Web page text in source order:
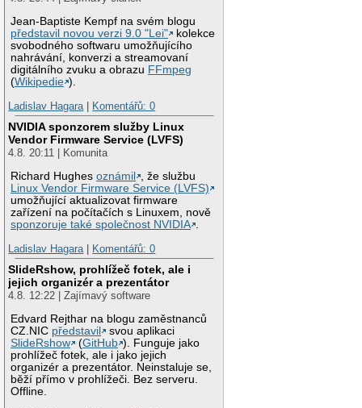
Jean-Baptiste Kempf na svém blogu
představil novou verzi 9.0 "Lei"
kolekce
svobodného softwaru umožňujícího
nahrávání, konverzi a streamovaní
digitálního zvuku a obrazu FFmpeg
(Wikipedie ).
Ladislav Hagara
Komentářů: 0
NVIDIA sponzorem služby Linux
Vendor Firmware Service (LVFS)
4.8. 20:11 | Komunita
Richard Hughesoznámil
, že službu
Linux Vendor Firmware Service (LVFS)
umožňující aktualizovat firmware
zařízení na počítačích s Linuxem, nově
sponzoruje také společnost NVIDIA .
Ladislav Hagara | Komentářů: 0
SlideRshow, prohlížeč fotek, ale i
jejich organizér a prezentátor
4.8. 12:22 | Zajímavý software
Edvard Rejthar na blogu zaměstnanců
CZ.NIC představil
svou aplikaci
SlideRshow
(GitHub ). Funguje jako
prohlížeč fotek, ale i jako jejich
organizér a prezentátor. Neinstaluje se,
běží přímo v prohlížeči. Bez serveru.
Offline.